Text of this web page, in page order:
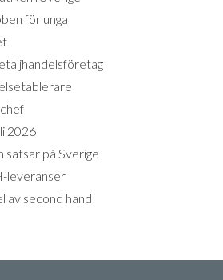
för unga
2026
satsar på Sverige
leveranser
av second hand